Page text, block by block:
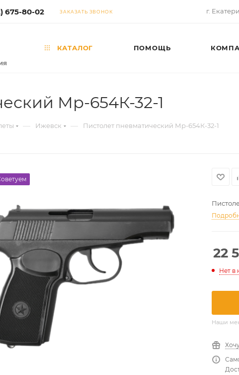
675-80-02 ЗАКАЗАТЬ ЗВОНОК г.
КАТАЛОГ ПОМОЩЬ
Мр-654К-32-1
— Ижевск — Пистолет пневматический Мр-654К-32-1
22
Нет в
Наши